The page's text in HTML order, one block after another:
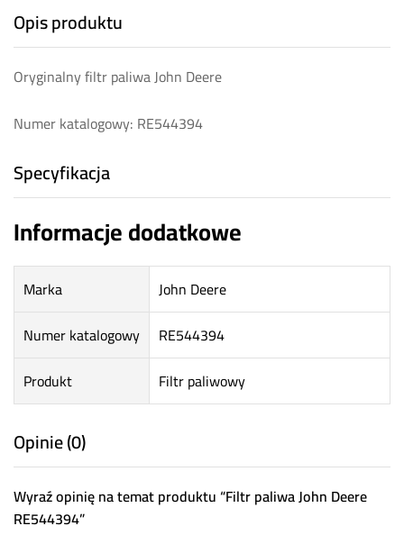
Opis produktu
Oryginalny filtr paliwa John Deere
Numer katalogowy: RE544394
Specyfikacja
Informacje dodatkowe
Marka
John Deere
Numer katalogowy
RE544394
Produkt
Filtr paliwowy
Opinie (0)
Wyraź opinię na temat produktu “Filtr paliwa John Deere
RE544394”